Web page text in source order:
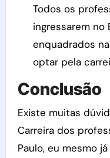
Todos os
ingressarem no
enquadrados
optar pela
Conclusão
Existe muitas
Carreira dos
Paulo, eu mesmo